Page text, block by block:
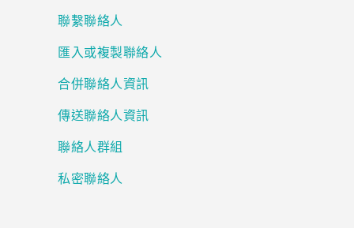
校園專案
銷售通路
支援服務
VIVELAND
聯繫聯絡人
匯入或複製聯絡人
合併聯絡人資訊
傳送聯絡人資訊
聯絡人群組
私密聯絡人